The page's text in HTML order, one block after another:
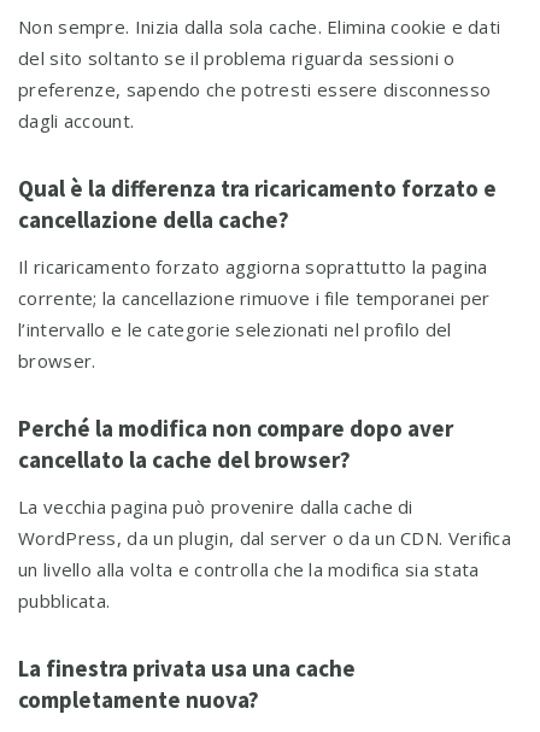
Non sempre. Inizia dalla sola cache. Elimina cookie e dati
del sito soltanto se il problema riguarda sessioni o
preferenze, sapendo che potresti essere disconnesso
dagli account.
Qual è la differenza tra ricaricamento forzato e
cancellazione della cache?
Il ricaricamento forzato aggiorna soprattutto la pagina
corrente; la cancellazione rimuove i file temporanei per
l’intervallo e le categorie selezionati nel profilo del
browser.
Perché la modifica non compare dopo aver
cancellato la cache del browser?
La vecchia pagina può provenire dalla cache di
WordPress, da un plugin, dal server o da un CDN. Verifica
un livello alla volta e controlla che la modifica sia stata
pubblicata.
La finestra privata usa una cache
completamente nuova?